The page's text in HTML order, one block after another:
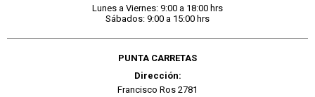
Lunes a Viernes: 9:00 a 18:00 hrs
Sábados: 9:00 a 15:00 hrs
PUNTA CARRETAS
Dirección:
Francisco Ros 2781